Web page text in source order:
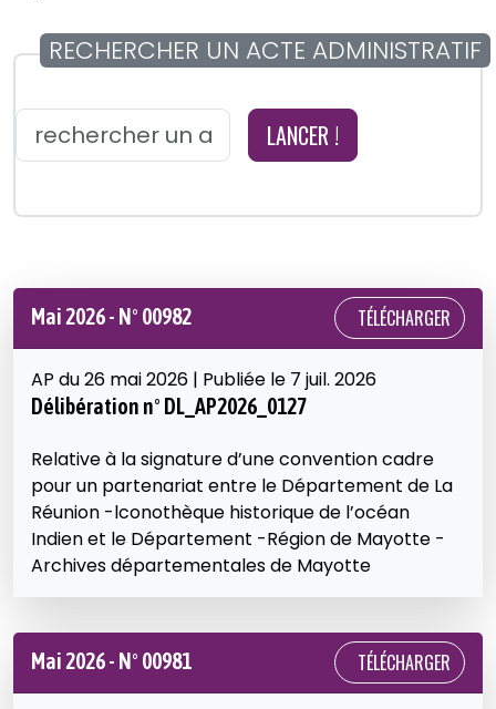
RECHERCHER UN ACTE ADMINISTRATIF
LANCER !
Mai 2026 - N° 00982 TÉLÉCHARGER
AP du 26 mai 2026 | Publiée le 7 juil. 2026
Délibération n° DL_AP2026_0127
Relative à la signature d’une convention cadre
pour un partenariat entre le Département de La
Réunion -lconothèque historique de l’océan
Indien et le Département -Région de Mayotte -
Archives départementales de Mayotte
Mai 2026 - N° 00981 TÉLÉCHARGER